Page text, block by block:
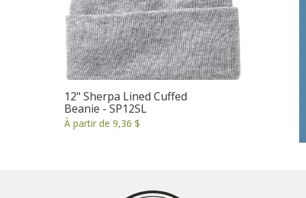
12" Sherpa Lined Cuffed
Beanie - SP12SL
À partir de 9,36 $